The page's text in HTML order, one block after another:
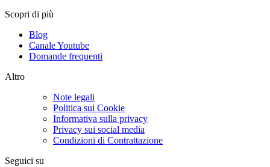
Scopri di più
Blog
Canale Youtube
Domande frequenti
Altro
Note legali
Politica sui Cookie
Informativa sulla privacy
Privacy sui social media
Condizioni di Contrattazione
Seguici su